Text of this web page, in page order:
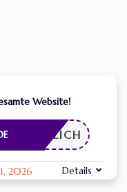
Website!
RDERLICH
2026 Details